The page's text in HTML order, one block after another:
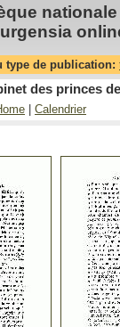
type de publication:
des princes
Calendrier